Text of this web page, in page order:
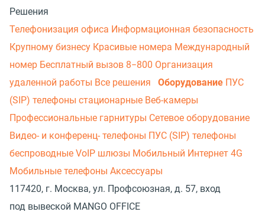
Решения
Телефонизация офиса Информационная безопасность
Крупному бизнесу Красивые номера Международный
номер Бесплатный вызов 8−800 Организация
удаленной работы Все решения Оборудование ПУС
(SIP) телефоны стационарные Веб-камеры
Профессиональные гарнитуры Сетевое оборудование
Видео- и конференц- телефоны ПУС (SIP) телефоны
беспроводные VoIP шлюзы Мобильный Интернет 4G
Мобильные телефоны Аксессуары
117420, г. Москва, ул. Профсоюзная, д. 57, вход
под вывеской MANGO OFFICE